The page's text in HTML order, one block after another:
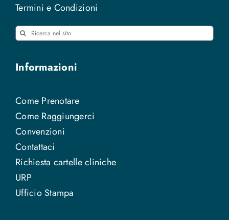
Termini e Condizioni
Cerca
Informazioni
Come Prenotare
Come Raggiungerci
Convenzioni
Contattaci
Richiesta cartelle cliniche
URP
Ufficio Stampa